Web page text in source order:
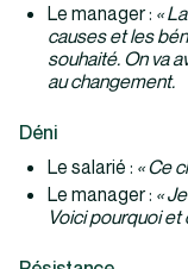
Le manager : «
causes et les
souhaité. On va
au changement.
Déni
Le salarié : « Ce
Le manager : «
Voici pourquoi